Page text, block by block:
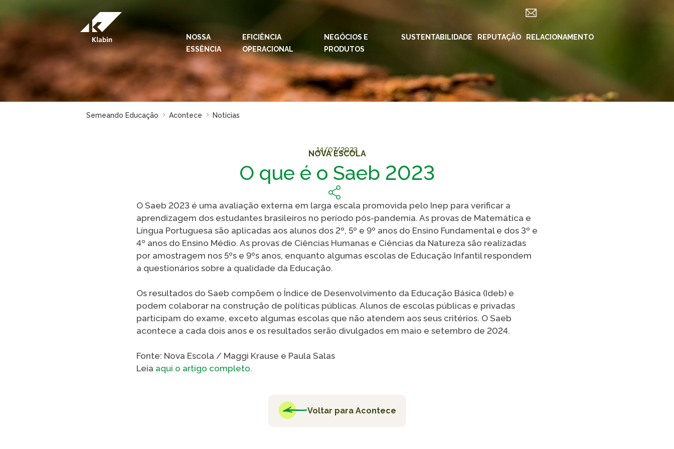
Pular para o Conteúdo principal
NOSSA
ESSÊNCIA
EFICIÊNCIA
OPERACIONAL
NEGÓCIOS E
PRODUTOS
SUSTENTABILIDADE REPUTAÇÃO RELACIONAMENTO
IDIOMAS: PT EN ES
ESPAÇOS KLABIN
Relações com
Investidores
Klabin
Todas Florestas
Importam
Klabin ForYou
Klabin Carreiras
Programa Caiubi
Klabin
Instagram
YouTube
Spotify
TikTok
VER A LISTA COMPLETA
Semeando Educação Acontece Notícias
14/07/2023
NOVA ESCOLA
O que é o Saeb 2023
O Saeb 2023 é uma avaliação externa em larga escala promovida pelo Inep para verificar a
aprendizagem dos estudantes brasileiros no período pós-pandemia. As provas de Matemática e
Língua Portuguesa são aplicadas aos alunos dos 2º, 5º e 9º anos do Ensino Fundamental e dos 3º e
4º anos do Ensino Médio. As provas de Ciências Humanas e Ciências da Natureza são realizadas
por amostragem nos 5ºs e 9ºs anos, enquanto algumas escolas de Educação Infantil respondem
a questionários sobre a qualidade da Educação.
Os resultados do Saeb compõem o Índice de Desenvolvimento da Educação Básica (Ideb) e
podem colaborar na construção de políticas públicas. Alunos de escolas públicas e privadas
participam do exame, exceto algumas escolas que não atendem aos seus critérios. O Saeb
acontece a cada dois anos e os resultados serão divulgados em maio e setembro de 2024.
Fonte: Nova Escola / Maggi Krause e Paula Salas
Leia aqui o artigo completo.
Voltar para Acontece